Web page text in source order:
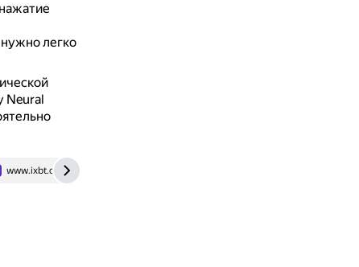
легко
Neural
www.ixbt.com